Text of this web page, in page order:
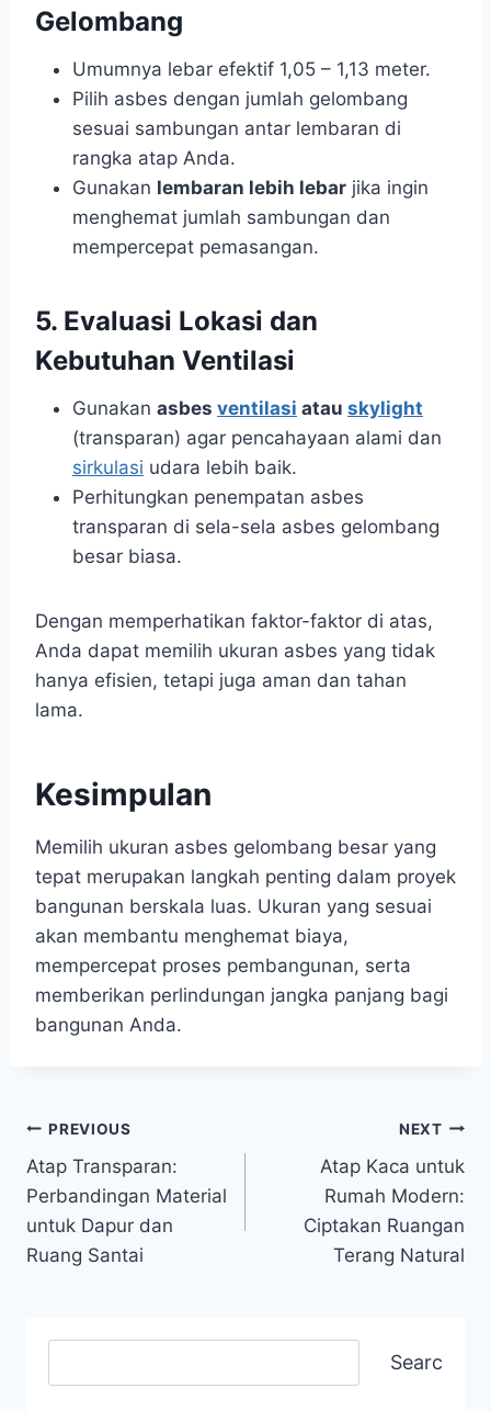
Gelombang
Umumnya lebar efektif 1,05 – 1,13 meter.
Pilih asbes dengan jumlah gelombang
sesuai sambungan antar lembaran di
rangka atap Anda.
Gunakan lembaran lebih lebar jika ingin
menghemat jumlah sambungan dan
mempercepat pemasangan.
5. Evaluasi Lokasi dan
Kebutuhan Ventilasi
Gunakan asbes ventilasi atau skylight
(transparan) agar pencahayaan alami dan
sirkulasi udara lebih baik.
Perhitungkan penempatan asbes
transparan di sela-sela asbes gelombang
besar biasa.
Dengan memperhatikan faktor-faktor di atas,
Anda dapat memilih ukuran asbes yang tidak
hanya efisien, tetapi juga aman dan tahan
lama.
Kesimpulan
Memilih ukuran asbes gelombang besar yang
tepat merupakan langkah penting dalam proyek
bangunan berskala luas. Ukuran yang sesuai
akan membantu menghemat biaya,
mempercepat proses pembangunan, serta
memberikan perlindungan jangka panjang bagi
bangunan Anda.
PREVIOUS
Atap Transparan:
Perbandingan Material
untuk Dapur dan
Ruang Santai
NEXT
Atap Kaca untuk
Rumah Modern:
Ciptakan Ruangan
Terang Natural
Search